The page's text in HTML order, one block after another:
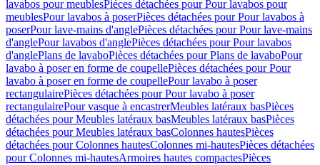
lavabos pour meublesPièces détachées pour Pour lavabos pour
meublesPour lavabos à poserPièces détachées pour Pour lavabos à
poserPour lave-mains d'anglePièces détachées pour Pour lave-mains
d'anglePour lavabos d'anglePièces détachées pour Pour lavabos
d'anglePlans de lavaboPièces détachées pour Plans de lavaboPour
lavabo à poser en forme de coupellePièces détachées pour Pour
lavabo à poser en forme de coupellePour lavabo à poser
rectangulairePièces détachées pour Pour lavabo à poser
rectangulairePour vasque à encastrerMeubles latéraux basPièces
détachées pour Meubles latéraux basMeubles latéraux basPièces
détachées pour Meubles latéraux basColonnes hautesPièces
détachées pour Colonnes hautesColonnes mi-hautesPièces détachées
pour Colonnes mi-hautesArmoires hautes compactesPièces